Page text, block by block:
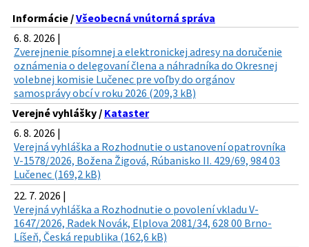
Informácie /Všeobecná vnútorná správa
6. 8. 2026 |
Zverejnenie písomnej a elektronickej adresy na doručenie
oznámenia o delegovaní člena a náhradníka do Okresnej
volebnej komisie Lučenec pre voľby do orgánov
samosprávy obcí v roku 2026 (209,3 kB)
Verejné vyhlášky / Kataster
6. 8. 2026 |
Verejná vyhláška a Rozhodnutie o ustanovení opatrovníka
V-1578/2026, Božena Žigová, Rúbanisko II. 429/69, 984 03
Lučenec (169,2 kB)
22. 7. 2026 |
Verejná vyhláška a Rozhodnutie o povolení vkladu V-
1647/2026, Radek Novák, Elplova 2081/34, 628 00 Brno-
Líšeň, Česká republika (162,6 kB)